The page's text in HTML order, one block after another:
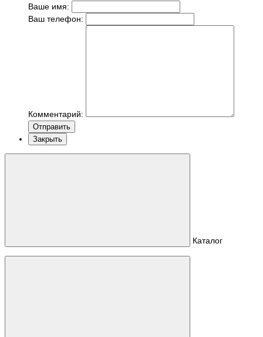
Ваше имя:
Ваш телефон:
Комментарий:
Отправить
Закрыть
Каталог